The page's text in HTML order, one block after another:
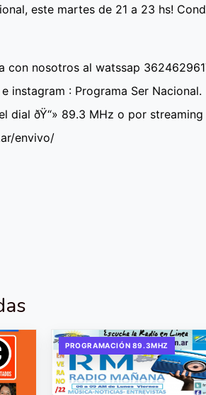
este martes de 21 a 23 hs!
con nosotros al watssap
instagram : Programa Ser Nacional.
dial ðŸ“» 89.3 MHz o por streaming
envivo/
PROGRAMACIÓN 89.3MHZ